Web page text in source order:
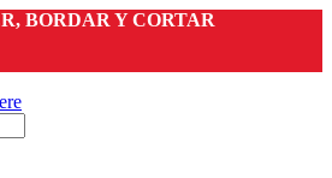
BORDAR Y CORTAR